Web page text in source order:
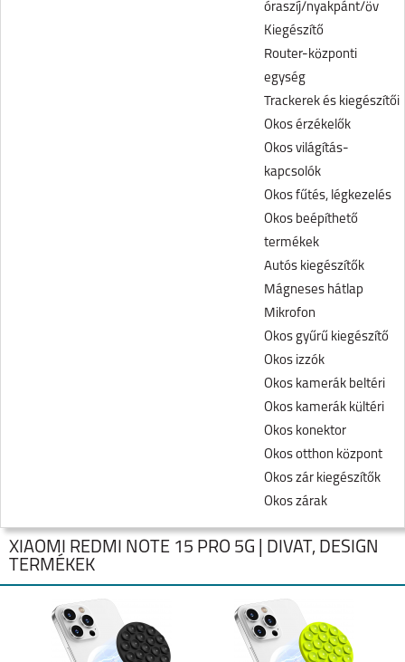
óraszíj/nyakpánt/öv
Kiegészítő
Router-központi
egység
Trackerek és kiegészítői
Okos érzékelők
Okos világítás-
kapcsolók
Okos fűtés, légkezelés
Okos beépíthető
termékek
Autós kiegészítők
Mágneses hátlap
Mikrofon
Okos gyűrű kiegészítő
Okos izzók
Okos kamerák beltéri
Okos kamerák kültéri
Okos konektor
Okos otthon központ
Okos zár kiegészítők
Okos zárak
XIAOMI REDMI NOTE 15 PRO 5G | DIVAT, DESIGN
TERMÉKEK